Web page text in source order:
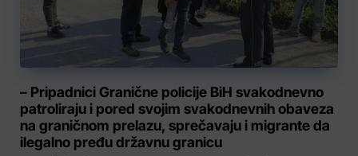
– Pripadnici Granične policije BiH svakodnevno
patroliraju i pored svojim svakodnevnih obaveza
na graničnom prelazu, sprečavaju i migrante da
ilegalno pređu državnu granicu